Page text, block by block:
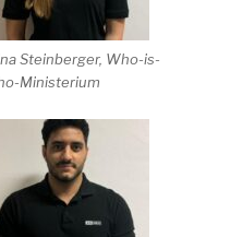
Steinberger, Who-is-
Ministerium